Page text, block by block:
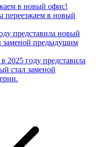
в новый
2025 году представила
стал заменой